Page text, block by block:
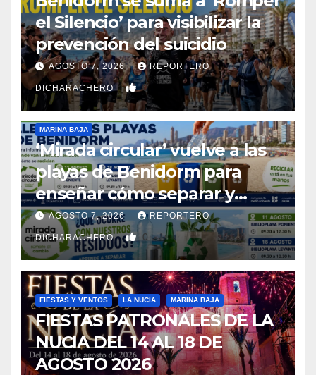
el Silencio’ para visibilizar la
prevención del suicidio
AGOSTO 7, 2026 REPORTERO
DICHARACHERO 0
MARINA BAJA
‘Mirada circular’ vuelve a las
playas de Benidorm para
enseñar cómo separar y
reciclar los residuos
AGOSTO 7, 2026 REPORTERO
DICHARACHERO 0
FIESTAS Y VENTOS LA NUCIA MARINA BAJA
FIESTAS PATRONALES DE LA
NUCIA DEL 14 AL 18 DE
AGOSTO 2026